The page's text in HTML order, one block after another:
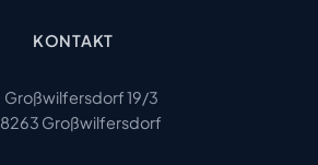
KONTAKT
Großwilfersdorf 19/3
8263 Großwilfersdorf